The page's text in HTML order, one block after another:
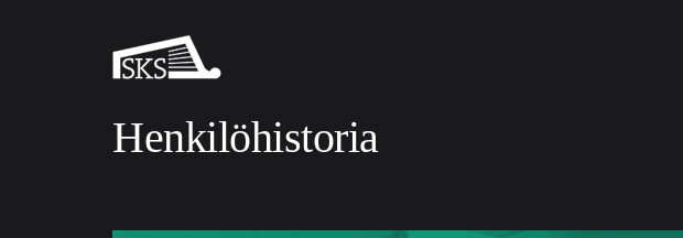
Suomalaisen
kirjallisuuden
Henkilöhistoria